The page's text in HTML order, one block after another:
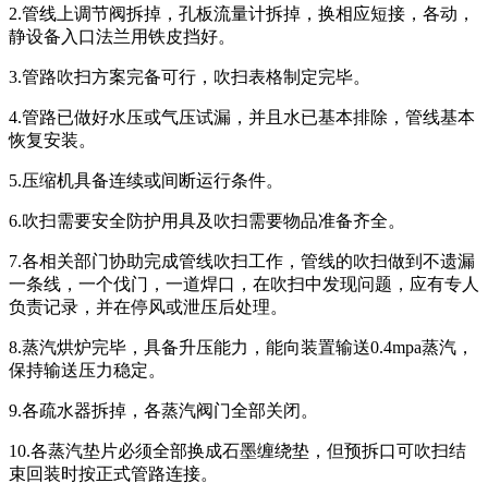
2.管线上调节阀拆掉，孔板流量计拆掉，换相应短接，各动，
静设备入口法兰用铁皮挡好。
3.管路吹扫方案完备可行，吹扫表格制定完毕。
4.管路已做好水压或气压试漏，并且水已基本排除，管线基本
恢复安装。
5.压缩机具备连续或间断运行条件。
6.吹扫需要安全防护用具及吹扫需要物品准备齐全。
7.各相关部门协助完成管线吹扫工作，管线的吹扫做到不遗漏
一条线，一个伐门，一道焊口，在吹扫中发现问题，应有专人
负责记录，并在停风或泄压后处理。
8.蒸汽烘炉完毕，具备升压能力，能向装置输送0.4mpa蒸汽，
保持输送压力稳定。
9.各疏水器拆掉，各蒸汽阀门全部关闭。
10.各蒸汽垫片必须全部换成石墨缠绕垫，但预拆口可吹扫结
束回装时按正式管路连接。